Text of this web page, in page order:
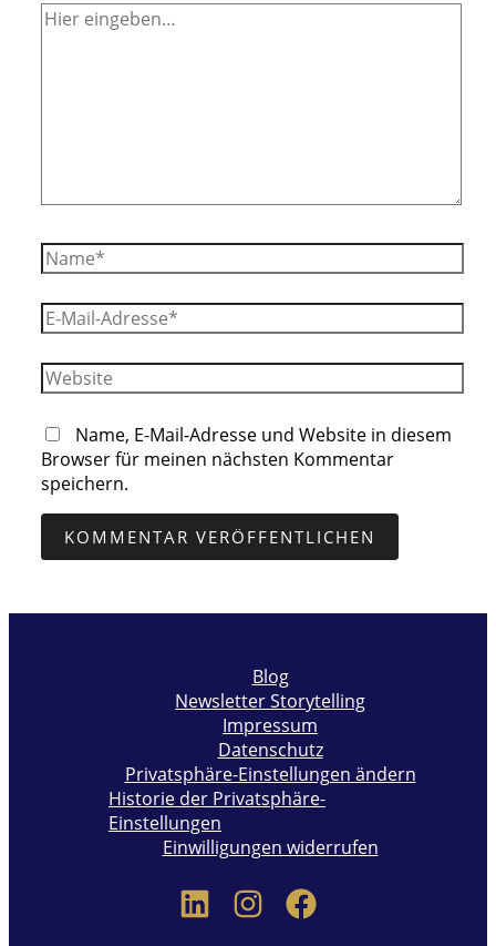
Hier
eingeben…
Name*
E-
Mail-
Adresse*
Website
Name, E-Mail-Adresse und Website in diesem
Browser für meinen nächsten Kommentar
speichern.
Blog
Newsletter Storytelling
Impressum
Datenschutz
Privatsphäre-Einstellungen ändern
Historie der Privatsphäre-
Einstellungen
Einwilligungen widerrufen